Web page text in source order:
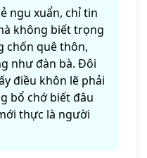
ngu xuẩn, chỉ tin
không biết trọng
chốn quê thôn,
như đàn bà. Đôi
điều khôn lẽ phải
bổ chớ biết đâu
thực là người